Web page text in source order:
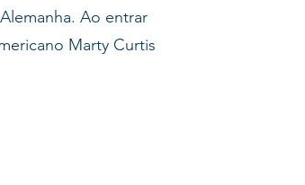
Ao entrar
Marty Curtis